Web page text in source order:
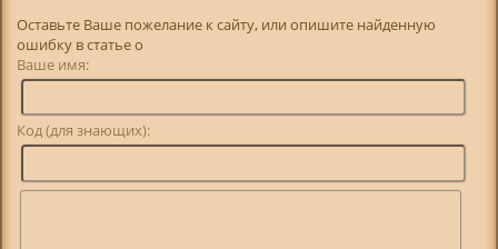
Оставьте Ваше пожелание к сайту, или опишите найденную
ошибку в статье о
Ваше имя:
Код (для знающих):